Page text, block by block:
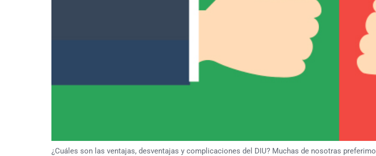
¿Cuáles son las ventajas, desventajas y complicaciones del DIU? Muchas de nosotras